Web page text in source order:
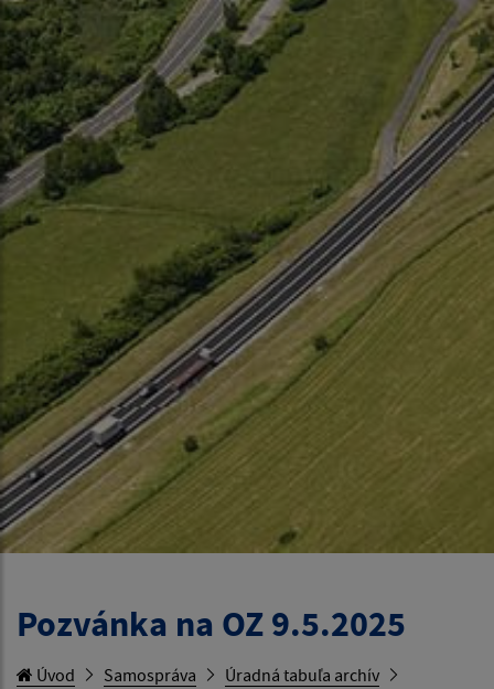
Pozvánka na OZ 9.5.2025
Úvod Samospráva
Úradná tabuľa archív